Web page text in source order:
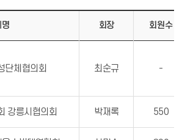
회장 회원수
단체협의회 최순규 -
강릉시협의회 박재록 550